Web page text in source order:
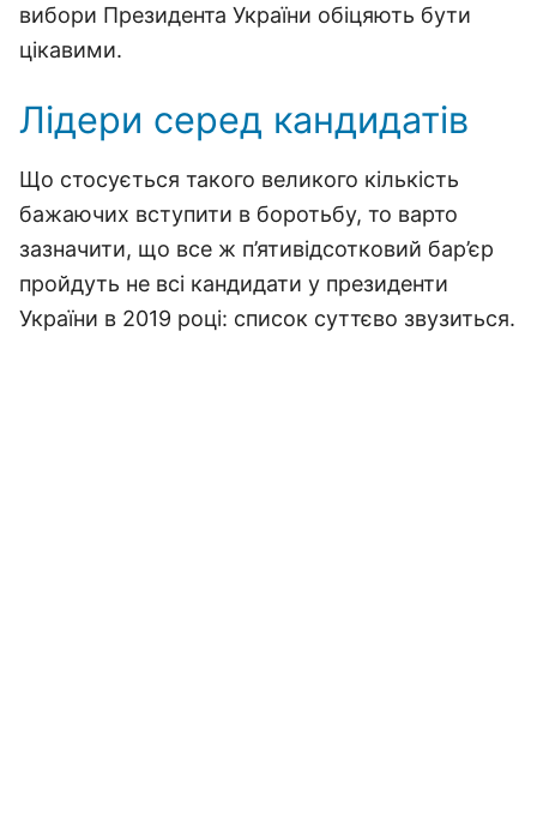
вибори Президента України обіцяють бути
цікавими.
Лідери серед кандидатів
Що стосується такого великого кількість
бажаючих вступити в боротьбу, то варто
зазначити, що все ж п’ятивідсотковий бар’єр
пройдуть не всі кандидати у президенти
України в 2019 році: список суттєво звузиться.